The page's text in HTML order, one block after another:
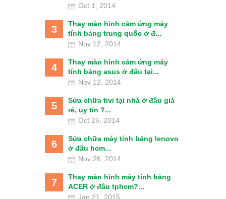
Oct 1, 2014
3
Thay màn hình cảm ứng máy
tính bảng trung quốc ở đ...
Nov 12, 2014
4
Thay màn hình cảm ứng máy
tính bảng asus ở đâu tại...
Nov 12, 2014
5
Sửa chữa tivi tại nhà ở đâu giá
rẻ, uy tín ?...
Oct 25, 2014
6
Sửa chữa máy tính bảng lenovo
ở đâu hcm...
Nov 26, 2014
7
Thay màn hình máy tính bảng
ACER ở đâu tphcm?...
Jan 21, 2015